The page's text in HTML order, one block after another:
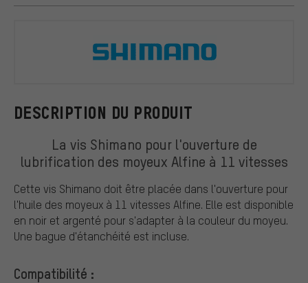
DESCRIPTION DU PRODUIT
La vis Shimano pour l'ouverture de
lubrification des moyeux Alfine à 11 vitesses
Cette vis Shimano doit être placée dans l'ouverture pour
l'huile des moyeux à 11 vitesses Alfine. Elle est disponible
en noir et argenté pour s'adapter à la couleur du moyeu.
Une bague d'étanchéité est incluse.
Compatibilité :
Shimano